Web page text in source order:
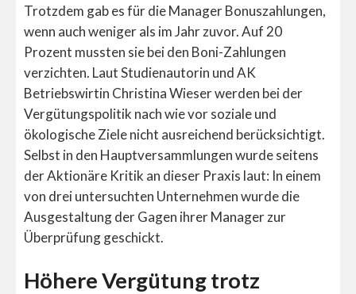
Trotzdem gab es für die Manager Bonuszahlungen,
wenn auch weniger als im Jahr zuvor. Auf 20
Prozent mussten sie bei den Boni-Zahlungen
verzichten. Laut Studienautorin und AK
Betriebswirtin Christina Wieser werden bei der
Vergütungspolitik nach wie vor soziale und
ökologische Ziele nicht ausreichend berücksichtigt.
Selbst in den Hauptversammlungen wurde seitens
der Aktionäre Kritik an dieser Praxis laut: In einem
von drei untersuchten Unternehmen wurde die
Ausgestaltung der Gagen ihrer Manager zur
Überprüfung geschickt.
Höhere Vergütung trotz